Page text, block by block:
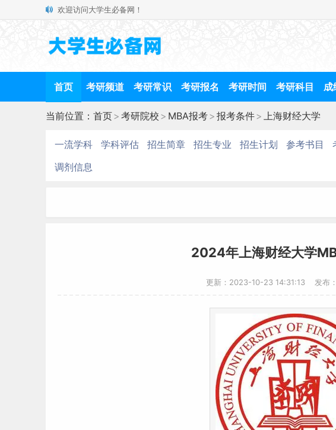
欢迎访问大学生必备网！
首页 考研频道 考研常识 考研报名 考研时间 考研科目 成
当前位置： 首页> 考研院校 > MBA报考> 报考条件> 上海财经大学
一流学科 学科评估 招生简章 招生专业 招生计划 参考书目
调剂信息
2024年上海财经大学
更新：2023-10-23 14:31:13 发布